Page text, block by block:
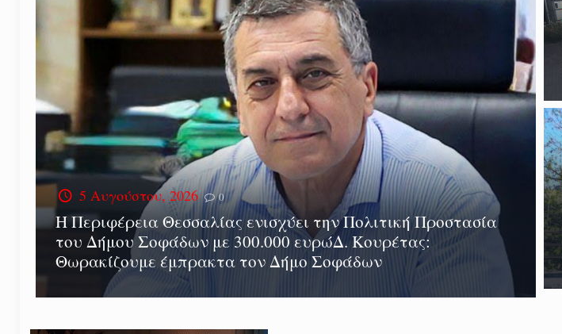
5 Αυγούστου, 2026 0
Η Περιφέρεια Θεσσαλίας ενισχύει την Πολιτική Προστασία
του Δήμου Σοφάδων με 300.000 ευρώΔ. Κουρέτας:
Θωρακίζουμε έμπρακτα τον Δήμο Σοφάδων